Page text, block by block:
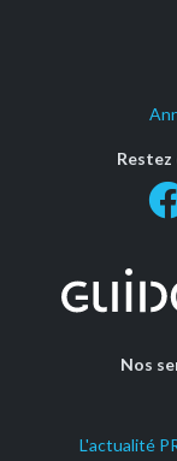
Restez
Nos
L'actualité